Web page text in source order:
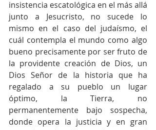
insistencia escatológica en el más allá
junto a Jesucristo, no sucede lo
mismo en el caso del judaísmo, el
cuál contempla el mundo como algo
bueno precisamente por ser fruto de
la providente creación de Dios, un
Dios Señor de la historia que ha
regalado a su pueblo un lugar
óptimo, la Tierra, no
permanentemente bajo sospecha,
donde opera la justicia y en gran